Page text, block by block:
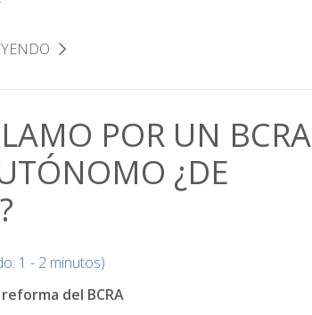
POR UN BCRA
¿DE
1 - 2 minutos)
del BCRA